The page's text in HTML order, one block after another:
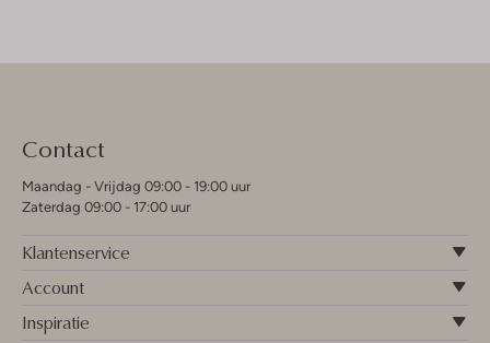
Contact
Maandag - Vrijdag 09:00 - 19:00 uur
Zaterdag 09:00 - 17:00 uur
Klantenservice
Account
Inspiratie